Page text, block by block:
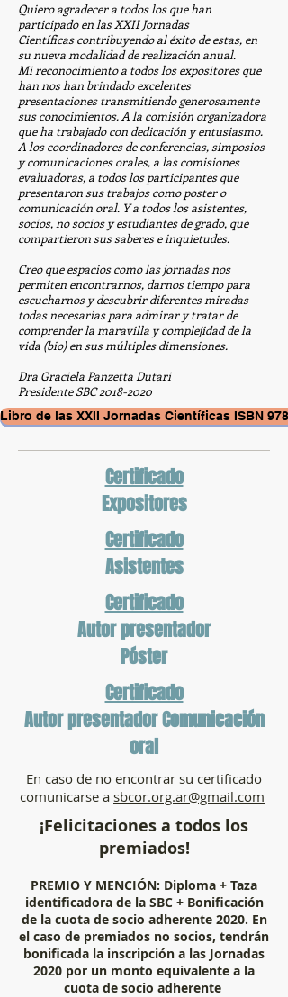
Quiero agradecer a todos los que han
participado en las XXII Jornadas
Científicas contribuyendo al éxito de estas, en
su nueva modalidad de realización anual.
Mi reconocimiento a todos los expositores que
han nos han brindado excelentes
presentaciones transmitiendo generosamente
sus conocimientos. A la comisión organizadora
que ha trabajado con dedicación y entusiasmo.
A los coordinadores de conferencias, simposios
y comunicaciones orales, a las comisiones
evaluadoras, a todos los participantes que
presentaron sus trabajos como poster o
comunicación oral. Y a todos los asistentes,
socios, no socios y estudiantes de grado, que
compartieron sus saberes e inquietudes.
Creo que espacios como las jornadas nos
permiten encontrarnos, darnos tiempo para
escucharnos y descubrir diferentes miradas
todas necesarias para admirar y tratar de
comprender la maravilla y complejidad de la
vida (bio) en sus múltiples dimensiones.
Dra Graciela Panzetta Dutari
Presidente SBC2018-2020
Libro de las XXII Jornadas Científicas ISBN
Certificado
Expositores
Certificado
Asistentes
Certificado
Autor presentador
Póster
Certificado
Autor presentador Comunicación
oral
En caso de no encontrar su certificado
comunicarse a sbcor.org.ar@gmail.com
¡Felicitaciones a todos los
premiados!
PREMIO Y MENCIÓN: Diploma + Taza
identificadora de la SBC + Bonificación
de la cuota de socio adherente 2020. En
el caso de premiados no socios, tendrán
bonificada la inscripción a las Jornadas
2020 por un monto equivalente a la
cuota de socio adherente